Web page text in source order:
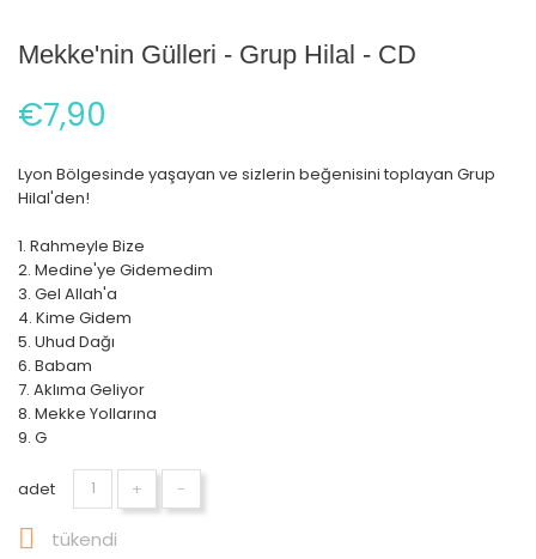
Mekke'nin Gülleri - Grup Hilal - CD
€7,90
Lyon Bölgesinde yaşayan ve sizlerin beğenisini toplayan Grup
Hilal'den!
1. Rahmeyle Bize
2. Medine'ye Gidemedim
3. Gel Allah'a
4. Kime Gidem
5. Uhud Dağı
6. Babam
7. Aklıma Geliyor
8. Mekke Yollarına
9. G
adet + -
 tükendi